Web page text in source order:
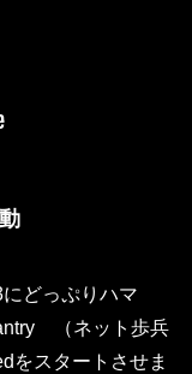
にどっぷりハマ
（ネット歩兵
をスタートさせま